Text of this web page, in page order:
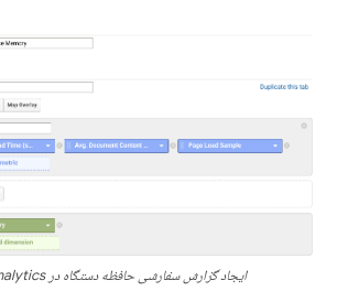
ایجاد گزارش سفارشی حافظه دستگاه در Google Analytics